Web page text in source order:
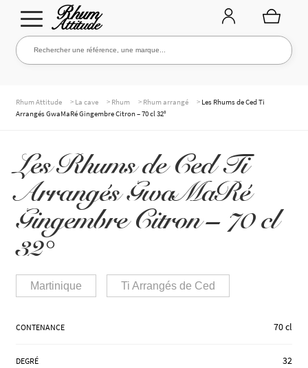
Aller
à
Aller
au
Rechercher une référence, une marque...
Rechercher
NOS RHUMS
WHISKIES & +
Rhum Attitude > La cave > Rhum > Rhum arrangé > Les Rhums de Ced Ti
Arrangés GwaMaRé Gingembre Citron – 70 cl 32°
Les Rhums de Ced Ti
Arrangés GwaMaRé
Gingembre Citron – 70 cl
32°
Martinique Ti Arrangés de Ced
CONTENANCE 70 cl
DEGRÉ 32